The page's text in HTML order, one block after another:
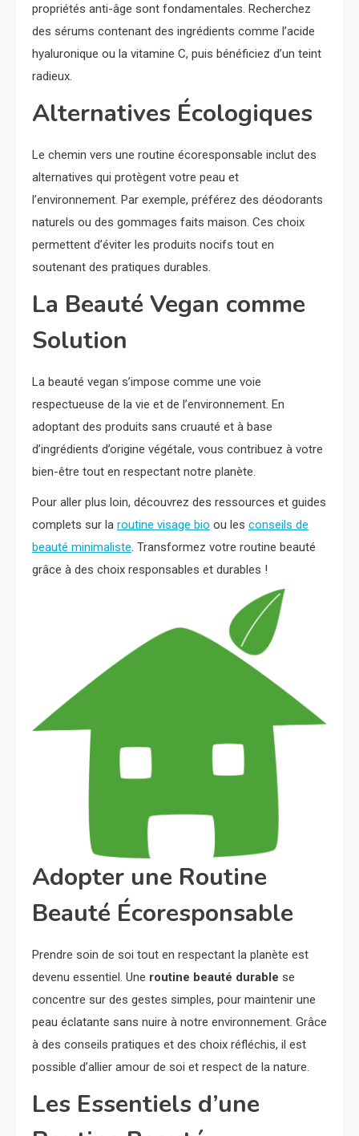
propriétés anti-âge sont fondamentales. Recherchez
des sérums contenant des ingrédients comme l’acide
hyaluronique ou la vitamine C, puis bénéficiez d’un teint
radieux.
Alternatives Écologiques
Le chemin vers une routine écoresponsable inclut des
alternatives qui protègent votre peau et
l’environnement. Par exemple, préférez des déodorants
naturels ou des gommages faits maison. Ces choix
permettent d’éviter les produits nocifs tout en
soutenant des pratiques durables.
La Beauté Vegan comme
Solution
La beauté vegan s’impose comme une voie
respectueuse de la vie et de l’environnement. En
adoptant des produits sans cruauté et à base
d’ingrédients d’origine végétale, vous contribuez à votre
bien-être tout en respectant notre planète.
Pour aller plus loin, découvrez des ressources et guides
complets sur la routine visage bio ou les conseils de
beauté minimaliste. Transformez votre routine beauté
grâce à des choix responsables et durables !
Adopter une Routine
Beauté Écoresponsable
Prendre soin de soi tout en respectant la planète est
devenu essentiel. Une routine beauté durable se
concentre sur des gestes simples, pour maintenir une
peau éclatante sans nuire à notre environnement. Grâce
à des conseils pratiques et des choix réfléchis, il est
possible d’allier amour de soi et respect de la nature.
Les Essentiels d’une